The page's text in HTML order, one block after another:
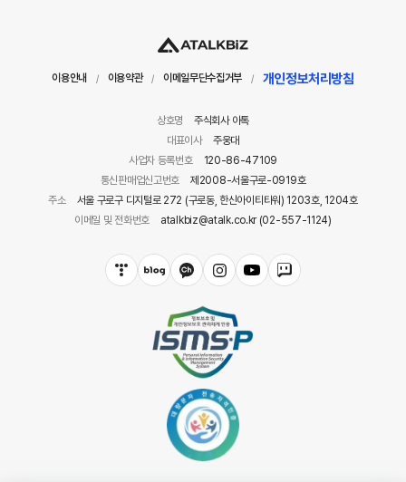
이용안내 / 이용약관 / 이메일무단수집거부 / 개인정보처리방침
상호명
주식회사 아톡
대표이사
주웅대
사업자 등록번호
120-86-47109
통신판매업신고번호
제2008-서울구로-0919호
주소
서울 구로구 디지털로 272 (구로동, 한신아이티타워) 1203호, 1204호
이메일 및 전화번호
atalkbiz@atalk.co.kr (02-557-1124)